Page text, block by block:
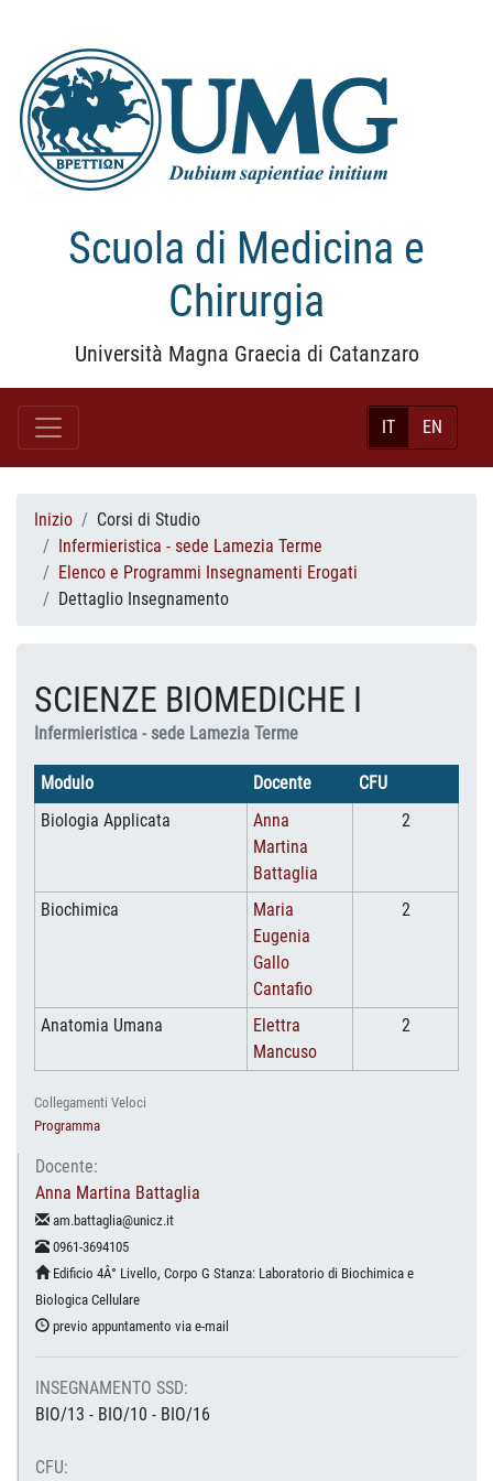
Scuola di Medicina e
Chirurgia
Università Magna Graecia di Catanzaro
IT EN
Inizio
Corsi di Studio
Infermieristica - sede Lamezia Terme
Elenco e Programmi Insegnamenti Erogati
Dettaglio Insegnamento
SCIENZE BIOMEDICHE I
Infermieristica - sede Lamezia Terme
Modulo Docente
CFU
Biologia Applicata
Anna
Martina
Battaglia
2
Biochimica
Maria
Eugenia
Gallo
Cantafio
2
Anatomia Umana
Elettra
Mancuso
2
Collegamenti Veloci
Programma
Docente:
Anna Martina Battaglia
am.battaglia@unicz.it
0961-3694105
Edificio 4Â° Livello, Corpo G Stanza: Laboratorio di Biochimica e
Biologica Cellulare
previo appuntamento via e-mail
INSEGNAMENTO SSD:
BIO/13 - BIO/10 - BIO/16
CFU: